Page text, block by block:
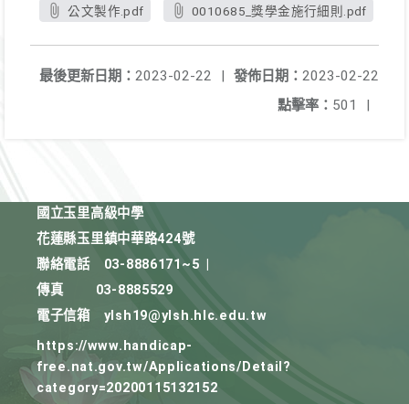
公文製作.pdf 0010685_獎學金施行細則.pdf
發佈日期： 2023-02-22
最後更新日期： 2023-02-22
|
點擊率： 501 |
國立玉里高級中學
花蓮縣玉里鎮中華路424號
聯絡電話
03-8886171~5
傳真
03-8885529
電子信箱
ylsh19@ylsh.hlc.edu.tw
https://www.handicap-
free.nat.gov.tw/Applications/Detail?
category=20200115132152